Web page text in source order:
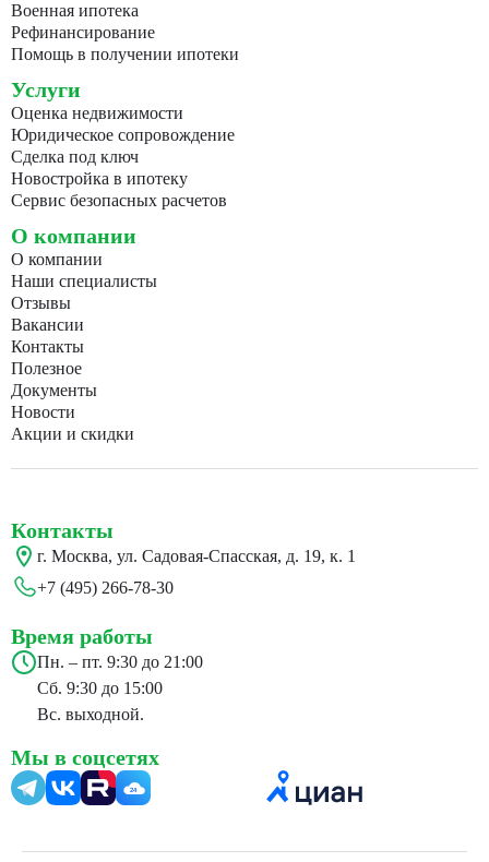
Военная ипотека
Рефинансирование
Помощь в получении ипотеки
Услуги
Оценка недвижимости
Юридическое сопровождение
Сделка под ключ
Новостройка в ипотеку
Сервис безопасных расчетов
О компании
О компании
Наши специалисты
Отзывы
Вакансии
Контакты
Полезное
Документы
Новости
Акции и скидки
Контакты
г. Москва, ул. Садовая-Спасская, д. 19, к. 1
+7 (495) 266-78-30
Время работы
Пн. – пт. 9:30 до 21:00
Сб. 9:30 до 15:00
Вс. выходной.
Мы в соцсетях
24